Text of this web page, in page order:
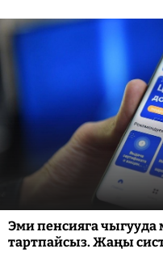
Эми пенсияга чыгууда
тартпайсыз. Жаңы